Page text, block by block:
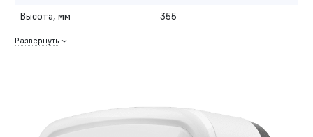
Высота, мм
355
Развернуть